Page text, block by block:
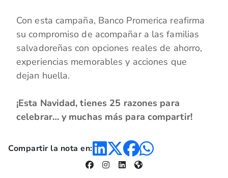
Con esta campaña, Banco Promerica reafirma
su compromiso de acompañar a las familias
salvadoreñas con opciones reales de ahorro,
experiencias memorables y acciones que
dejan huella.
¡Esta Navidad, tienes 25 razones para
celebrar… y muchas más para compartir!
Compartir la nota en: